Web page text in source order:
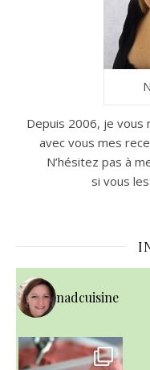
Depuis 2006, je vous
avec vous mes
N’hésitez pas à
si vous
nadcuisine
~ NICE CREAM À LA FRAISE ~
Presque un mois que